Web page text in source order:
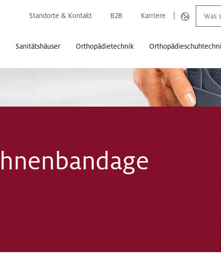
Standorte & Kontakt B2B Karriere
Sanitätshäuser Orthopädietechnik